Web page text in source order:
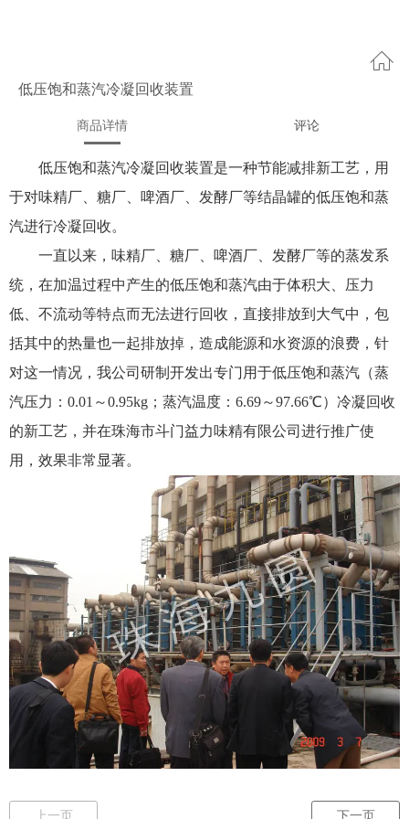
低压饱和蒸汽冷凝回收装置
商品详情 评论
低压饱和蒸汽冷凝回收装置是一种节能减排新工艺，用
于对味精厂、糖厂、啤酒厂、发酵厂等结晶罐的低压饱和蒸
汽进行冷凝回收。
一直以来，味精厂、糖厂、啤酒厂、发酵厂等的蒸发系
统，在加温过程中产生的低压饱和蒸汽由于体积大、压力
低、不流动等特点而无法进行回收，直接排放到大气中，包
括其中的热量也一起排放掉，造成能源和水资源的浪费，针
对这一情况，我公司研制开发出专门用于低压饱和蒸汽（蒸
汽压力： 0.01～0.95kg；蒸汽温度：6.69～97.66℃）冷凝回收
的新工艺，并在珠海市斗门益力味精有限公司进行推广使
用，效果非常显著。
上一页 下一页